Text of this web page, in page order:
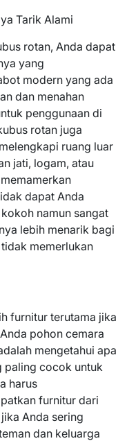
Tarik Alami
rotan, Anda dapat
yang
modern yang ada
dan menahan
penggunaan di
rotan juga
ruang luar
jati, logam, atau
dapat Anda
namun sangat
lebih menarik bagi
memerlukan
furnitur terutama jika
pohon cemara
mengetahui apa
paling cocok untuk
harus
furnitur dari
Anda sering
dan keluarga